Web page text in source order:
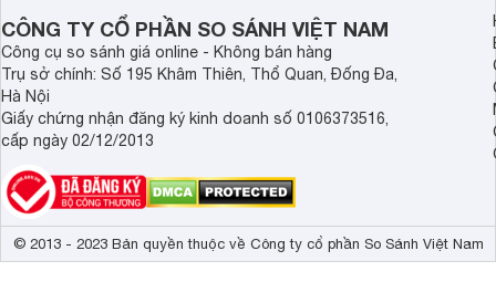
Mũi khoan kính 5mm Makita D-31429 thường được gắn
loại vật liệu như gỗ, mica, kính chịu lực, gạch men,… Với
thao tác tháo lắp phụ kiện này vào các loại máy khoan
Mũi khoan kính 5mm Makita D-31429 được sử dụng thép
Bên cạnh đó, thiết kế hình mũi giáo giúp sản phẩm này
một điểm nhỏ trên bề mặt vật liệu. Chính đặc điểm này
gạch men, những vật liệu vốn rất dễ vỡ.
CÔNG TY CỔ PHẦN SO SÁNH VIỆT NAM
Công cụ so sánh giá online - Không bán hàng
Trụ sở chính: Số 195 Khâm Thiên, Thổ Quan, Đống Đa,
Hà Nội
Giấy chứng nhận đăng ký kinh doanh số 0106373516,
cấp ngày 02/12/2013
© 2013 - 2023 Bản quyền thuộc về Công ty cổ phần So Sánh Việt Nam